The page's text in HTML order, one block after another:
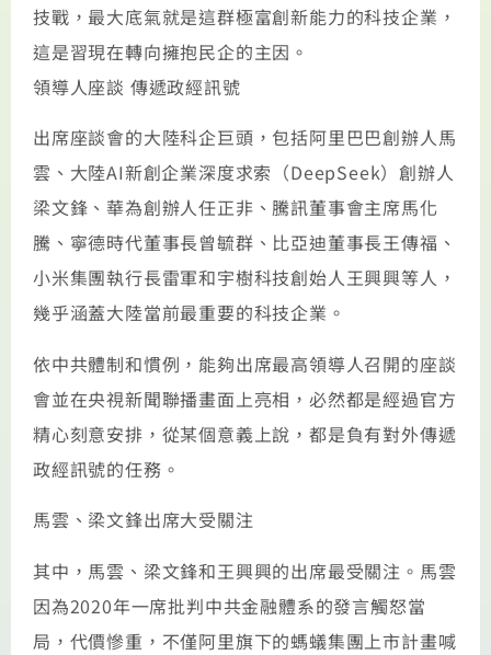
技戰，最大底氣就是這群極富創新能力的科技企業，
這是習現在轉向擁抱民企的主因。
領導人座談 傳遞政經訊號
出席座談會的大陸科企巨頭，包括阿里巴巴創辦人馬
雲、大陸AI新創企業深度求索（DeepSeek）創辦人
梁文鋒、華為創辦人任正非、騰訊董事會主席馬化
騰、寧德時代董事長曾毓群、比亞迪董事長王傳福、
小米集團執行長雷軍和宇樹科技創始人王興興等人，
幾乎涵蓋大陸當前最重要的科技企業。
依中共體制和慣例，能夠出席最高領導人召開的座談
會並在央視新聞聯播畫面上亮相，必然都是經過官方
精心刻意安排，從某個意義上說，都是負有對外傳遞
政經訊號的任務。
馬雲、梁文鋒出席大受關注
其中，馬雲、梁文鋒和王興興的出席最受關注。馬雲
因為2020年一席批判中共金融體系的發言觸怒當
局，代價慘重，不僅阿里旗下的螞蟻集團上市計畫喊